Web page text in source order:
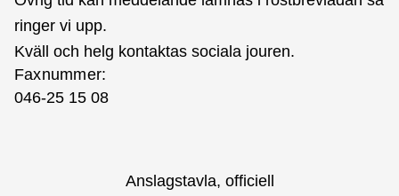
ringer vi upp.
Kväll och helg kontaktas sociala jouren.
Faxnummer:
046-25 15 08
Anslagstavla, officiell